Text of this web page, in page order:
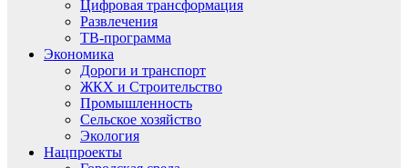
Цифровая трансформация
Развлечения
ТВ-программа
Экономика
Дороги и транспорт
ЖКХ и Строительство
Промышленность
Сельское хозяйство
Экология
Нацпроекты